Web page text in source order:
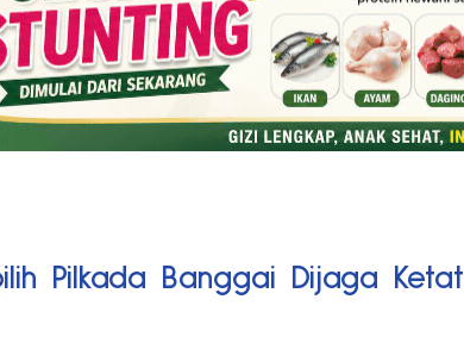
Pilkada Banggai Dijaga Ketat